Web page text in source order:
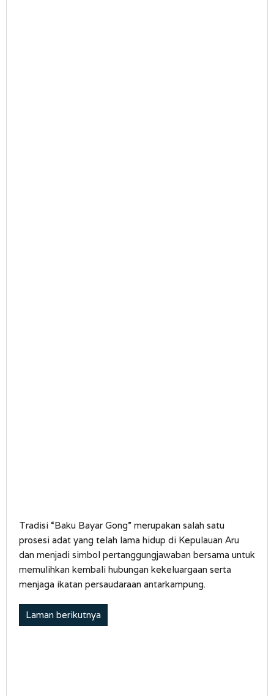
Tradisi “Baku Bayar Gong” merupakan salah satu
prosesi adat yang telah lama hidup di Kepulauan Aru
dan menjadi simbol pertanggungjawaban bersama untuk
memulihkan kembali hubungan kekeluargaan serta
menjaga ikatan persaudaraan antarkampung.
Laman berikutnya